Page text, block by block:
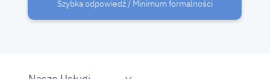
Szybka odpowiedź / Minimum formalności